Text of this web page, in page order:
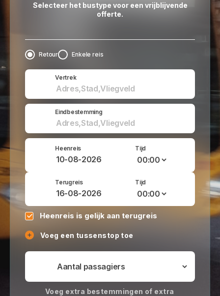
Selecteer het bustype voor een vrijblijvende
offerte.
Retour Enkele reis
Vertrek
Eindbestemming
Heenreis Tijd
Terugreis Tijd
Heenreis is gelijk aan terugreis
Voeg een tussenstop toe
Voeg extra bestemmingen of extra